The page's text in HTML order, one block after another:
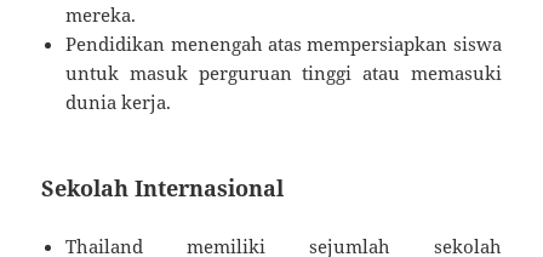
mereka.
Pendidikan menengah atas mempersiapkan siswa
untuk masuk perguruan tinggi atau memasuki
dunia kerja.
Sekolah Internasional
Thailand memiliki sejumlah sekolah